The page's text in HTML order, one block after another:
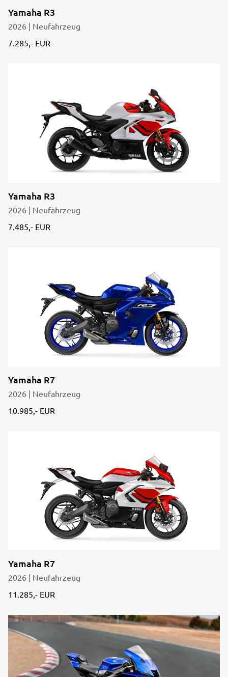
Yamaha R3
2026 | Neufahrzeug
7.285,- EUR
Yamaha R3
2026 | Neufahrzeug
7.485,- EUR
Yamaha R7
2026 | Neufahrzeug
10.985,- EUR
Yamaha R7
2026 | Neufahrzeug
11.285,- EUR